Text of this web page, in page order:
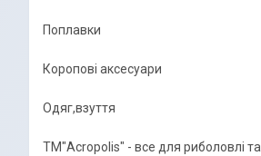
Поплавки
Коропові аксесуари
Одяг,взуття
ТМ"Acropolis" - все для риболовлі та